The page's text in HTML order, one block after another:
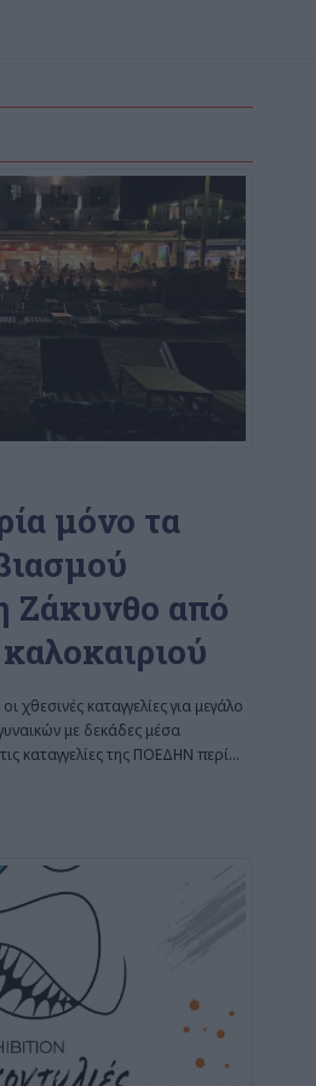
μόνο τα
Ζάκυνθο από
χθεσινές καταγγελίες για μεγάλο
με δεκάδες μέσα
καταγγελίες της ΠΟΕΔΗΝ περί…